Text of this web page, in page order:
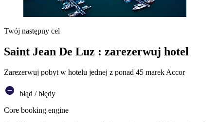
Twój następny cel
Saint Jean De Luz : zarezerwuj hotel
Zarezerwuj pobyt w hotelu jednej z ponad 45 marek Accor
błąd / błędy
Core booking engine